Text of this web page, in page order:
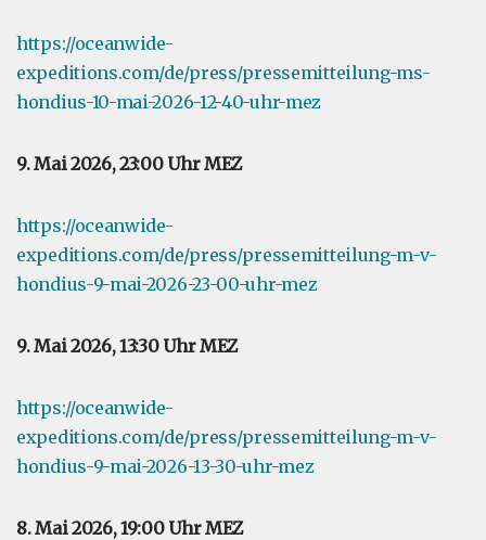
https://oceanwide-
expeditions.com/de/press/pressemitteilung-ms-
hondius-10-mai-2026-12-40-uhr-mez
9. Mai 2026, 23:00 Uhr MEZ
https://oceanwide-
expeditions.com/de/press/pressemitteilung-m-v-
hondius-9-mai-2026-23-00-uhr-mez
9. Mai 2026, 13:30 Uhr MEZ
https://oceanwide-
expeditions.com/de/press/pressemitteilung-m-v-
hondius-9-mai-2026-13-30-uhr-mez
8. Mai 2026, 19:00 Uhr MEZ